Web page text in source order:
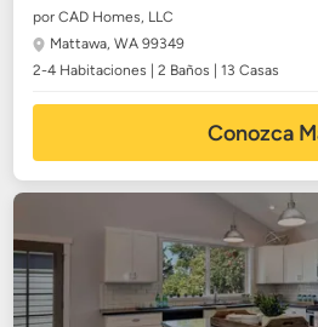
por CAD Homes, LLC
Mattawa, WA 99349
2-4 Habitaciones | 2 Baños | 13 Casas
Conozca